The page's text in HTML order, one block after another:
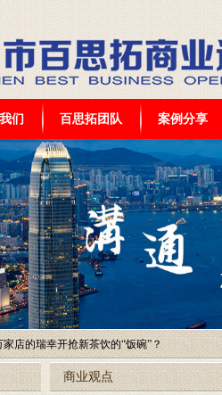
们 百思拓团队 案例分享
”潘晓婷，健康潮饮品牌为何选中她？
加剧，一棵大树如何打通美团、饿了么、淘
代运营高水平服务
餐饮巨头被卖了
家店的瑞幸开抢新茶饮的“饭碗”？
园账本
商业观点